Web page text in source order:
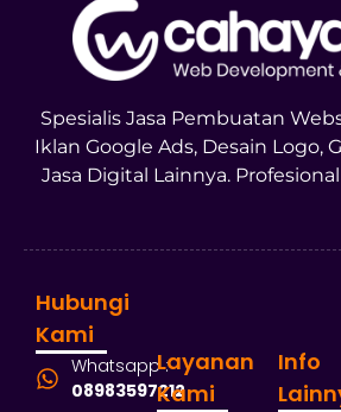
Spesialis Jasa Pembuatan
Iklan Google Ads, Desain Logo,
Jasa Digital Lainnya.
Hubungi
Kami
Whatsapp :
08983597212
Layanan
Kami
Info